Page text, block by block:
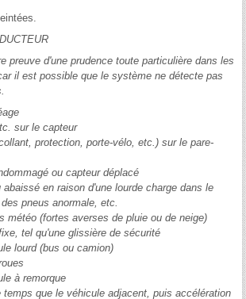
preuve d'une prudence toute particulière dans les
il est possible que le système ne détecte pas
sur le capteur
protection, porte-vélo, etc.) sur le pare-
ou capteur déplacé
en raison d'une lourde charge dans le
pneus anormale, etc.
météo (fortes averses de pluie ou de neige)
tel qu'une glissière de sécurité
lourd (bus ou camion)
à remorque
temps que le véhicule adjacent, puis accélération